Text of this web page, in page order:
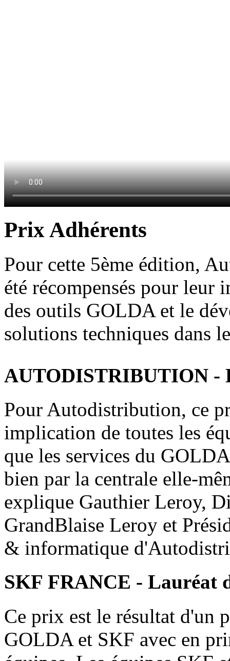
Prix Adhérents
Pour cette 5ème édition,
été récompensés pour
des outils GOLDA et le
solutions techniques dans
AUTODISTRIBUTION
Pour Autodistribution, ce
implication de toutes les
que les services du
bien par la centrale elle-
explique Gauthier Leroy,
GrandBlaise Leroy et
& informatique
SKF FRANCE -
Ce prix est le résultat d'un
GOLDA et SKF avec en